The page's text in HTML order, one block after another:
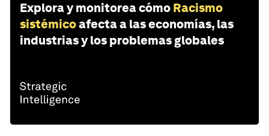
Explora y monitorea cómo Racismo
sistémicoafecta a las economías, las
industrias y los problemas globales